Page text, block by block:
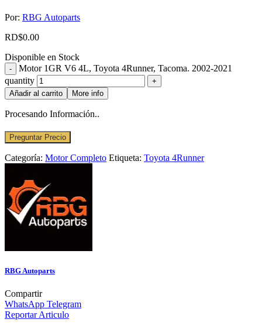
Por: RBG Autoparts
RD$0.00
Disponible en Stock
Motor 1GR V6 4L, Toyota 4Runner, Tacoma. 2002-2021
quantity
Añadir al carrito More info
Procesando Información..
Preguntar Precio
Categoría: Motor Completo Etiqueta: Toyota 4Runner
RBG Autoparts
Compartir
WhatsApp Telegram
Reportar Articulo